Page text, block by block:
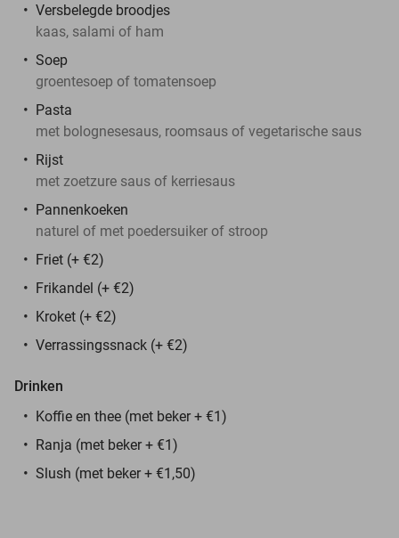
Versbelegde broodjes
kaas, salami of ham
Soep
groentesoep of tomatensoep
Pasta
met bolognesesaus, roomsaus of vegetarische saus
Rijst
met zoetzure saus of kerriesaus
Pannenkoeken
naturel of met poedersuiker of stroop
Friet (+ €2)
Frikandel (+ €2)
Kroket (+ €2)
Verrassingssnack (+ €2)
Drinken
Koffie en thee (met beker + €1)
Ranja (met beker + €1)
Slush (met beker + €1,50)